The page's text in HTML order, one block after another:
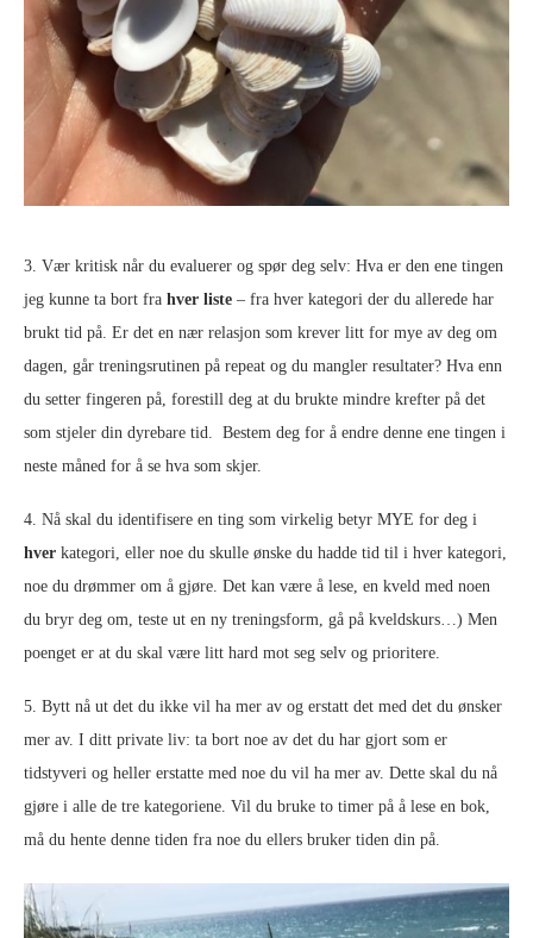
3. Vær kritisk når du evaluerer og spør deg selv: Hva er den ene tingen
jeg kunne ta bort fra hver liste – fra hver kategori der du allerede har
brukt tid på. Er det en nær relasjon som krever litt for mye av deg om
dagen, går treningsrutinen på repeat og du mangler resultater? Hva enn
du setter fingeren på, forestill deg at du brukte mindre krefter på det
som stjeler din dyrebare tid. Bestem deg for å endre denne ene tingen i
neste måned for å se hva som skjer.
4. Nå skal du identifisere en ting som virkelig betyr MYE for deg i
hver kategori, eller noe du skulle ønske du hadde tid til i hver kategori,
noe du drømmer om å gjøre. Det kan være å lese, en kveld med noen
du bryr deg om, teste ut en ny treningsform, gå på kveldskurs…) Men
poenget er at du skal være litt hard mot seg selv og prioritere.
5. Bytt nå ut det du ikke vil ha mer av og erstatt det med det du ønsker
mer av. I ditt private liv: ta bort noe av det du har gjort som er
tidstyveri og heller erstatte med noe du vil ha mer av. Dette skal du nå
gjøre i alle de tre kategoriene. Vil du bruke to timer på å lese en bok,
må du hente denne tiden fra noe du ellers bruker tiden din på.